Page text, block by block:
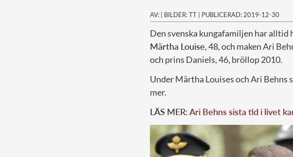
AV: | BILDER: TT | PUBLICERAD: 2019-12-30
Den svenska kungafamiljen har alltid
Märtha Louise, 48, och maken Ari
och prins Daniels, 46, bröllop 2010.
Under Märtha Louises och Ari
mer.
LÄS MER:Ari Behns sista tid i livet